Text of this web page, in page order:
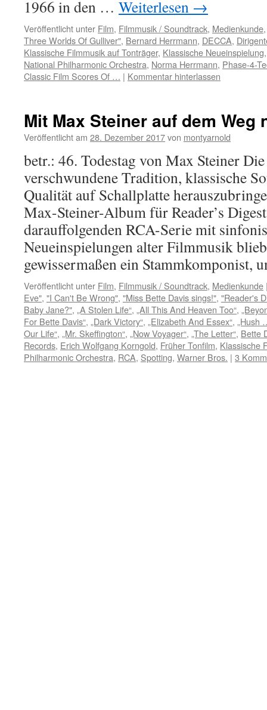
1966 in den … Weiterlesen →
Veröffentlicht unter Film, Filmmusik / Soundtrack, Medienkunde
Three Worlds Of Gulliver", Bernard Herrmann, DECCA,
Klassische Filmmusik auf Tonträger, Klassische Neueinspielung
National Philharmonic Orchestra, Norma Herrmann, Phase-4-
Classic Film Scores Of … | Kommentar hinterlassen
Mit Max Steiner auf dem Weg
Veröffentlicht am 28. Dezember 2017von montyarnold
betr.: 46. Todestag von Max Steiner
verschwundene Tradition, klassische
Qualität auf Schallplatte
Max-Steiner-Album für Reader’s
darauffolgenden RCA-Serie mit
Neueinspielungen alter Filmmusik
gewissermaßen ein
Veröffentlicht unter Film, Filmmusik / Soundtrack, Medienkunde
Eve", "I Can't Be Wrong", "Miss Bette Davis sings!", "Reader's
Baby Jane?", „A Stolen Life“, „All This And Heaven Too“,
For Bette Davis“, „Dark Victory“, „Elizabeth And Essex“, „Hush
Our Life“, „Mr. Skeffington“, „Now Voyager“, „The Letter“, Bette
Records, Erich Wolfgang Korngold, Früher Tonfilm, Klassische
Philharmonic Orchestra, RCA, Spotting, Warner Bros. | 3